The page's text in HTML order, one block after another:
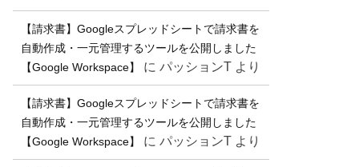
【請求書】Googleスプレッドシートで請求書を
自動作成・一元管理するツールを公開しました
【Google Workspace】
に パッションT より
【請求書】Googleスプレッドシートで請求書を
自動作成・一元管理するツールを公開しました
【Google Workspace】
に パッションT より